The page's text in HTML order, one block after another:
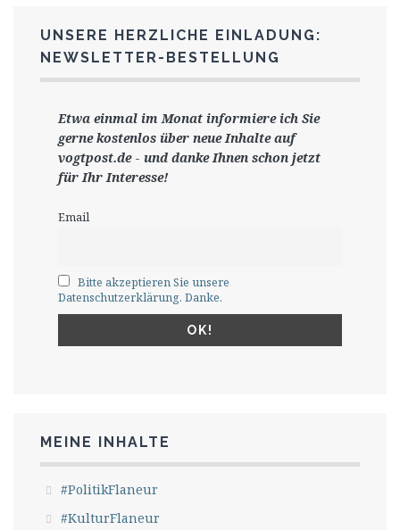
UNSERE HERZLICHE EINLADUNG:
NEWSLETTER-BESTELLUNG
Etwa einmal im Monat informiere ich Sie
gernekostenlos über neue Inhalte auf
vogtpost.de- und danke Ihnen schon jetzt
für Ihr Interesse!
Email
Bitte akzeptieren Sie unsere
Datenschutzerklärung. Danke.
MEINE INHALTE
#PolitikFlaneur
#KulturFlaneur